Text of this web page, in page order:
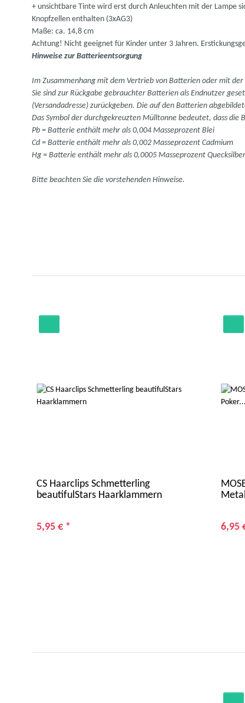
+ unsichtbare Tinte wird erst durch Anleuchten mit der Lampe
Knopfzellen enthalten (3xAG3)
Maße: ca. 14,8 cm
Achtung! Nicht geeignet für Kinder unter 3 Jahren.
Hinweise zur Batterieentsorgung
Im Zusammenhang mit dem Vertrieb von Batterien oder mit
Sie sind zur Rückgabe gebrauchter Batterien als Endnutzer
(Versandadresse) zurückgeben. Die auf den Batterien
Das Symbol der durchgekreuzten Mülltonne bedeutet, dass die
Pb = Batterie enthält mehr als 0,004 Masseprozent Blei
Cd = Batterie enthält mehr als 0,002 Masseprozent Cadmium
Hg = Batterie enthält mehr als 0,0005 Masseprozent
Bitte beachten Sie die vorstehenden Hinweise.
CS Haarclips Schmetterling
beautifulStars Haarklammern
5,95 € * 6,95